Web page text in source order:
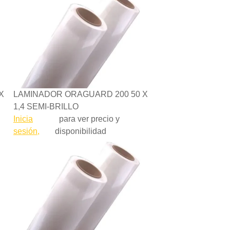
LAMINADOR ORAGUARD 200 50 X
1,4 SEMI-BRILLO
Inicia
sesión,
para ver precio y
disponibilidad